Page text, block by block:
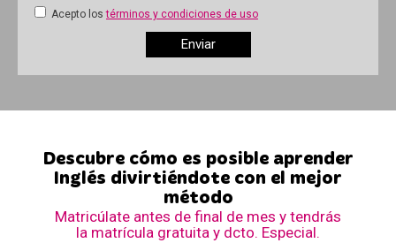
Acepto lostérminos y condiciones de uso
Descubre cómo es posible aprender
Inglés divirtiéndote con el mejor
método
Matricúlate antes de final de mes y tendrás
la matrícula gratuita y dcto. Especial.